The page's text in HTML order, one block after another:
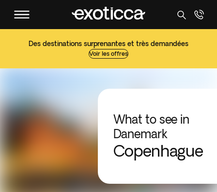
Des destinations surprenantes et très demandées
Voir les offres
What to see in
Danemark
Copenhague